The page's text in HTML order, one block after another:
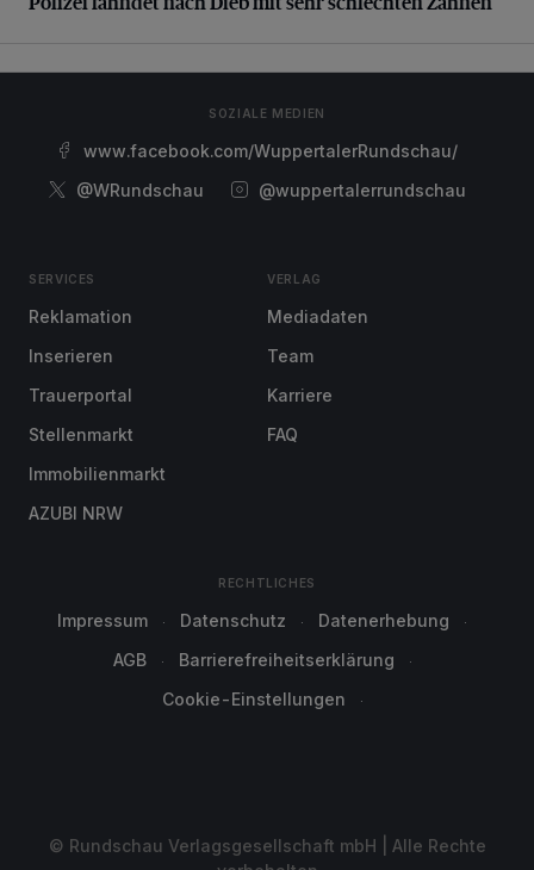
SOZIALE MEDIEN
www.facebook.com/WuppertalerRundschau/
@WRundschau
@wuppertalerrundschau
SERVICES
Reklamation
Inserieren
Trauerportal
Stellenmarkt
Immobilienmarkt
AZUBI NRW
VERLAG
Mediadaten
Team
Karriere
FAQ
RECHTLICHES
Impressum Datenschutz
Datenerhebung
AGB
Barrierefreiheitserklärung
Cookie-Einstellungen
© Rundschau Verlagsgesellschaft mbH | Alle Rechte